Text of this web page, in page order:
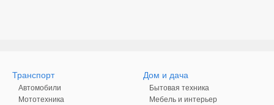
Транспорт
Автомобили
Мототехника
Дом и дача
Бытовая техника
Мебель и интерьер